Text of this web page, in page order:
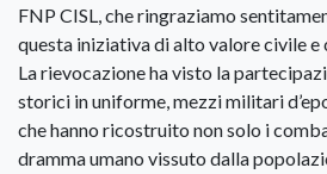
FNP CISL, che ringraziamo
questa iniziativa di alto valore civile
La rievocazione ha visto la
storici in uniforme, mezzi militari
che hanno ricostruito non solo i
dramma umano vissuto dalla